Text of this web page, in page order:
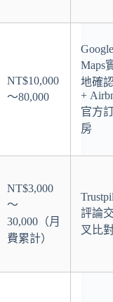
NT$10,000
～80,000
Google
Maps
地確
+
官方
房
NT$3,000
～
30,000（月
費累計）
評論
叉比